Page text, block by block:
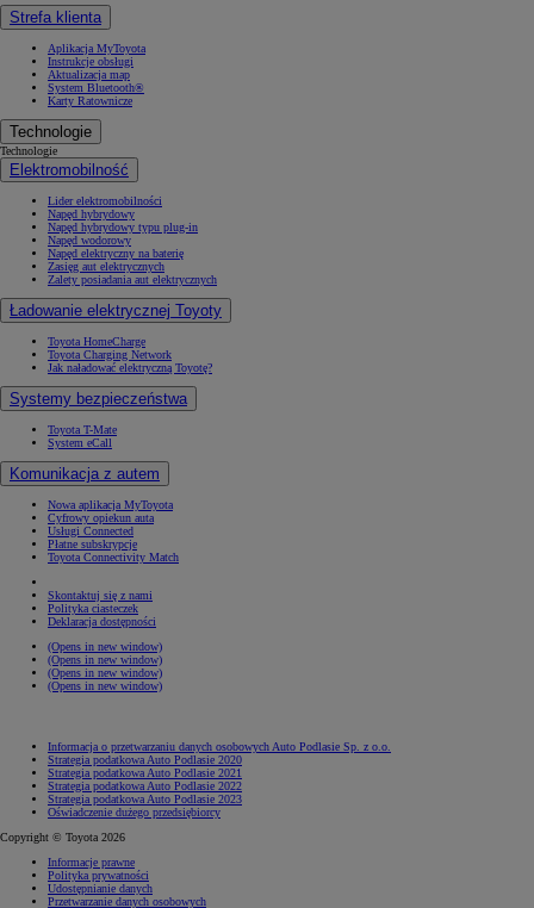
Strefa klienta
Aplikacja MyToyota
Instrukcje obsługi
Aktualizacja map
System Bluetooth®
Karty Ratownicze
Technologie
Technologie
Elektromobilność
Lider elektromobilności
Napęd hybrydowy
Napęd hybrydowy typu plug-in
Napęd wodorowy
Napęd elektryczny na baterię
Zasięg aut elektrycznych
Zalety posiadania aut elektrycznych
Ładowanie elektrycznej Toyoty
Toyota HomeCharge
Toyota Charging Network
Jak naładować elektryczną Toyotę?
Systemy bezpieczeństwa
Toyota T-Mate
System eCall
Komunikacja z autem
Nowa aplikacja MyToyota
Cyfrowy opiekun auta
Usługi Connected
Płatne subskrypcje
Toyota Connectivity Match
Skontaktuj się z nami
Polityka ciasteczek
Deklaracja dostępności
(Opens in new window)
(Opens in new window)
(Opens in new window)
(Opens in new window)
Informacja o przetwarzaniu danych osobowych Auto Podlasie Sp. z o.o.
Strategia podatkowa Auto Podlasie 2020
Strategia podatkowa Auto Podlasie 2021
Strategia podatkowa Auto Podlasie 2022
Strategia podatkowa Auto Podlasie 2023
Oświadczenie dużego przedsiębiorcy
Copyright © Toyota 2026
Informacje prawne
Polityka prywatności
Udostępnianie danych
Przetwarzanie danych osobowych